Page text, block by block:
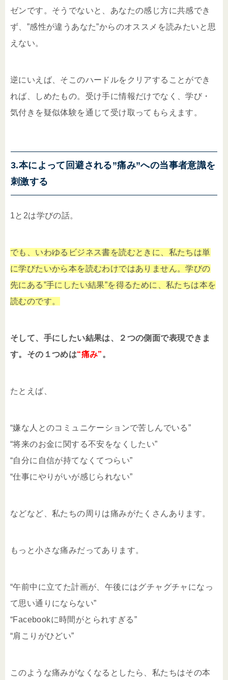
ゼンです。そうでないと、あなたの感じ方に共感でき
ず、”感性が違うあなた”からのオススメを読みたいと思
えない。
逆にいえば、そこのハードルをクリアすることができ
れば、しめたもの。受け手に情報だけでなく、学び・
気付きを疑似体験を通じて受け取ってもらえます。
3.本によって回避される”痛み”への当事者意識を
刺激する
1と2は学びの話。
でも、いわゆるビジネス書を読むときに、私たちは単
に学びたいから本を読むわけではありません。学びの
先にある”手にしたい結果”を得るために、私たちは本を
読むのです。
そして、手にしたい結果は、２つの側面で表現できま
す。その１つめは“痛み” 。
たとえば、
“嫌な人とのコミュニケーションで苦しんでいる”
“将来のお金に関する不安をなくしたい”
“自分に自信が持てなくてつらい”
“仕事にやりがいが感じられない”
などなど、私たちの周りは痛みがたくさんあります。
もっと小さな痛みだってあります。
“午前中に立てた計画が、午後にはグチャグチャになっ
て思い通りにならない”
“Facebookに時間がとられすぎる”
“肩こりがひどい”
このような痛みがなくなるとしたら、私たちはその本